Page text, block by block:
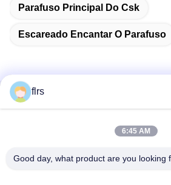
Parafuso Principal Do Csk
Escareado Encantar O Parafuso
Contato rápido
Avenida No.3939 euro-asiática.,
flrs
6:45 AM
Good day, what product are you looking